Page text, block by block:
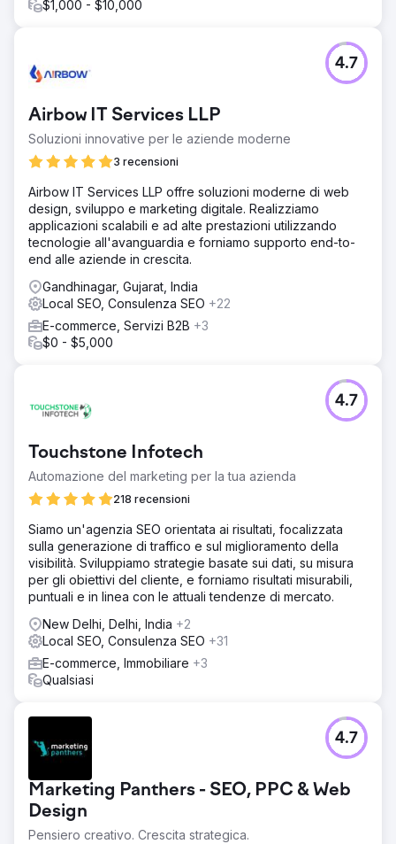
chiave localizzate, recensioni incoraggiate. 6. Contenuto:
- Crescita annuale del 32%: le vendite del canale
organico sono aumentate di anno in anno. - Stabilità
stagionale, mantenendo vendite costanti. - ROI migliorato:
la strategia per parole chiave basata sui termini di ricerca
ha aumentato il ROI del canale organico. - Classifiche più
elevate: i miglioramenti della classifica nazionale hanno
aumento del valore degli ordini e del tasso di clienti
abituali.
Vai alla pagina agenzia
$1,000 - $10,000
Airbow IT Services LLP
Soluzioni innovative per le aziende moderne
3 recensioni
4.7
Airbow IT Services LLP offre soluzioni moderne di web
design, sviluppo e marketing digitale. Realizziamo
applicazioni scalabili e ad alte prestazioni utilizzando
tecnologie all'avanguardia e forniamo supporto end-to-
end alle aziende in crescita.
Gandhinagar, Gujarat, India
Local SEO, Consulenza SEO +22
E-commerce, Servizi B2B +3
$0 - $5,000
Touchstone Infotech
Automazione del marketing per la tua azienda
218 recensioni
4.7
Siamo un'agenzia SEO orientata ai risultati, focalizzata
sulla generazione di traffico e sul miglioramento della
visibilità. Sviluppiamo strategie basate sui dati, su misura
per gli obiettivi del cliente, e forniamo risultati misurabili,
puntuali e in linea con le attuali tendenze di mercato.
New Delhi, Delhi, India +2
Local SEO, Consulenza SEO +31
E-commerce, Immobiliare +3
Qualsiasi
Marketing Panthers - SEO, PPC & Web
Design
Pensiero creativo. Crescita strategica.
4.7